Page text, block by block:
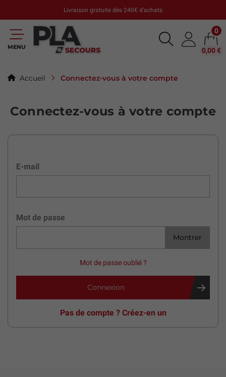
Livraison gratuite dès 240€ d'achats
MENU
0
0,00 €
Accueil Connectez-vous à votre compte
Connectez-vous à votre compte
E-mail
Mot de passe
Montrer
Mot de passe oublié ?
Connexion
Pas de compte ? Créez-en un